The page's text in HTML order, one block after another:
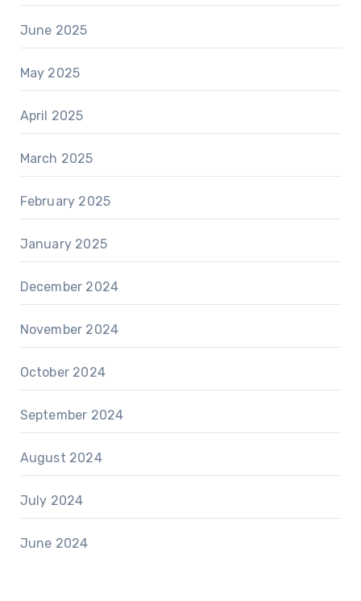
June 2025
May 2025
April 2025
March 2025
February 2025
January 2025
December 2024
November 2024
October 2024
September 2024
August 2024
July 2024
June 2024